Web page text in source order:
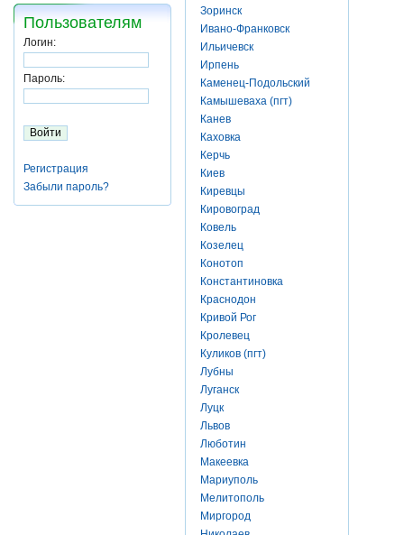
Пользователям
Логин:
Пароль:
Регистрация
Забыли пароль?
Зоринск
Ивано-Франковск
Ильичевск
Ирпень
Каменец-Подольский
Камышеваха (пгт)
Канев
Каховка
Керчь
Киев
Киревцы
Кировоград
Ковель
Козелец
Конотоп
Константиновка
Краснодон
Кривой Рог
Кролевец
Куликов (пгт)
Лубны
Луганск
Луцк
Львов
Люботин
Макеевка
Мариуполь
Мелитополь
Миргород